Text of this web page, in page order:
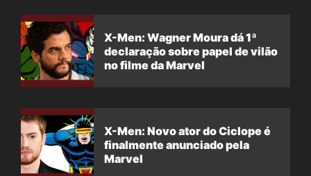
X-Men: Wagner Moura dá 1ª
declaração sobre papel de vilão
no filme da Marvel
X-Men: Novo ator do Ciclope é
finalmente anunciado pela
Marvel